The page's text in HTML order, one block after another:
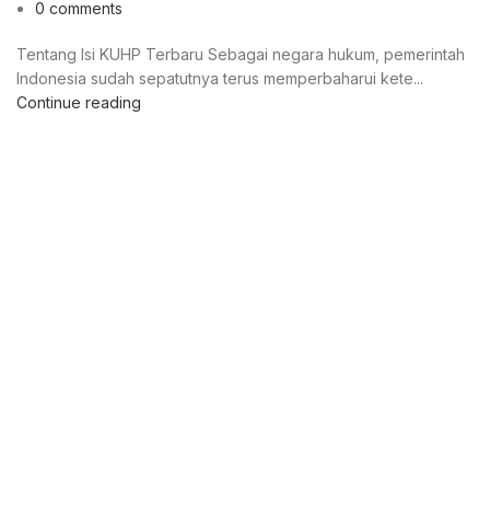
0 comments
Tentang Isi KUHP Terbaru Sebagai negara hukum, pemerintah
Indonesia sudah sepatutnya terus memperbaharui kete...
Continue reading